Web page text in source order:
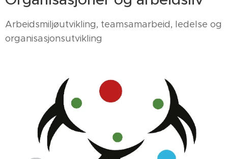
Arbeidsmiljøutvikling, teamsamarbeid, ledelse og
organisasjonsutvikling